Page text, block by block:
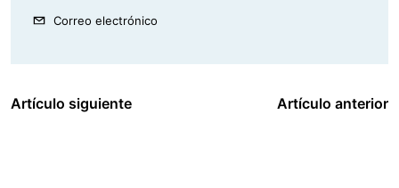
Correo electrónico
Artículo siguiente Artículo anterior